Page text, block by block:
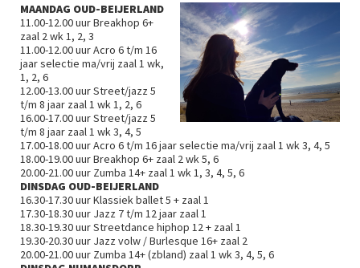
MAANDAG OUD-BEIJERLAND
11.00-12.00 uur Breakhop 6+
zaal 2 wk 1, 2, 3
11.00-12.00 uur Acro 6 t/m 16
jaar selectie ma/vrij zaal 1 wk,
1, 2, 6
12.00-13.00 uur Street/jazz 5
t/m 8 jaar zaal 1 wk 1, 2, 6
16.00-17.00 uur Street/jazz 5
t/m 8 jaar zaal 1 wk 3, 4, 5
17.00-18.00 uur Acro 6 t/m 16 jaar selectie ma/vrij zaal 1 wk 3, 4, 5
18.00-19.00 uur Breakhop 6+ zaal 2 wk 5, 6
20.00-21.00 uur Zumba 14+ zaal 1 wk 1, 3, 4, 5, 6
DINSDAG OUD-BEIJERLAND
16.30-17.30 uur Klassiek ballet 5 + zaal 1
17.30-18.30 uur Jazz 7 t/m 12 jaar zaal 1
18.30-19.30 uur Streetdance hiphop 12 + zaal 1
19.30-20.30 uur Jazz volw / Burlesque 16+ zaal 2
20.00-21.00 uur Zumba 14+ (zbland) zaal 1 wk 3, 4, 5, 6